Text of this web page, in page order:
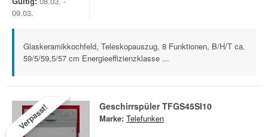
09.03.
Glaskeramikkochfeld, Teleskopauszug, 8 Funktionen, B/H/T ca.
59/5/59,5/57 cm Energieeffizienzklasse ...
Verpasst! Geschirrspüler TFGS45SI10
Marke: Telefunken